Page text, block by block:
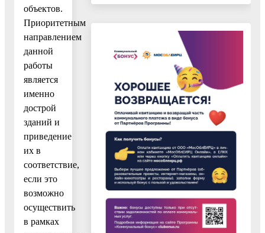
объектов.
Приоритетным
направлением
данной
работы
является
именно
дострой
зданий и
приведение
их в
соответствие,
если это
возможно
осуществить
в рамках